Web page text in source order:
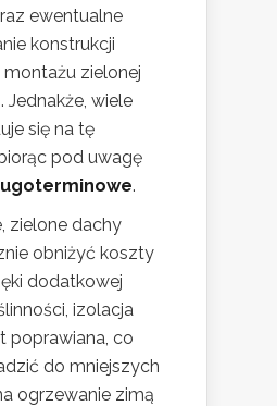
ewentualne
konstrukcji
zielonej
Jednakże, wiele
się na tę
pod uwagę
.
zielone dachy
obniżyć koszty
dodatkowej
izolacja
poprawiana, co
do mniejszych
ogrzewanie zimą